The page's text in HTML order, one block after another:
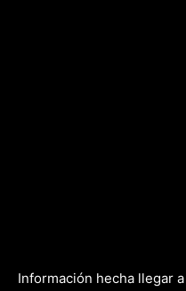
Información hecha llegar